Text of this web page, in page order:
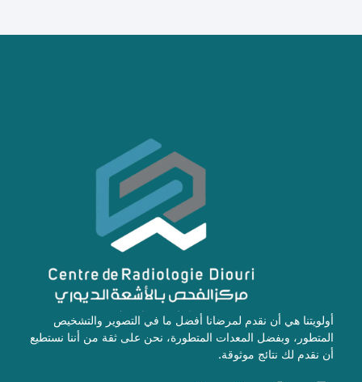
أولويتنا هي أن نقدم لمرضانا أفضل ما في التصوير والتشخيص
المتطور، وبفضل المعدات المتطورة، نحن على ثقة من أننا نستطيع
أن نقدم لك نتائج موثوقة.